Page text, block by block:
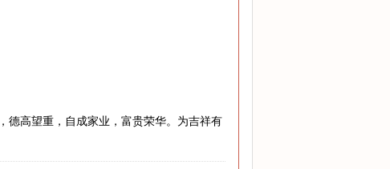
德高望重，自成家业，富贵荣华。为吉祥有